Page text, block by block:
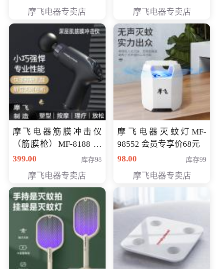
摩飞电器专卖店 摩飞电器专卖店
摩飞电器筋膜冲击仪
（筋膜枪）MF-8188 会
员专享价268元
399.00 库存98
摩飞电器专卖店
摩飞电器灭蚊灯MF-
98552 会员专享价68元
98.00
库存99
摩飞电器专卖店